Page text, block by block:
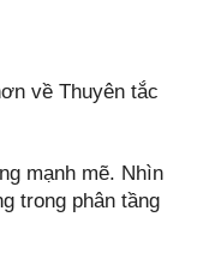
mạnh mẽ. Nhìn
trong phân tầng